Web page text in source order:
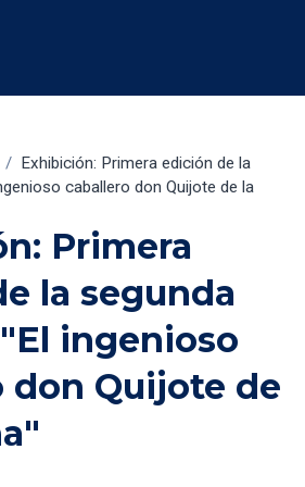
/ Exhibición: Primera edición de la
caballero don Quijote de la
Primera
la segunda
ingenioso
don Quijote de